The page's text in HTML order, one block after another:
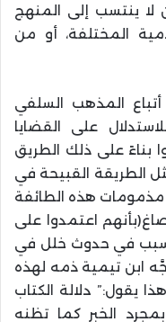
لا ينتسب إلى المنهج
المختلفة، أو من
المذهب السلفي
على القضايا
بناءً على ذلك الطريق
الطريقة القبيحة في
هذه الطائفة
اعتمدوا على
في حدوث خلل في
ابن تيمية ذمه لهذه
يقول:” دلالة الكتاب
الخبر كما تظنه